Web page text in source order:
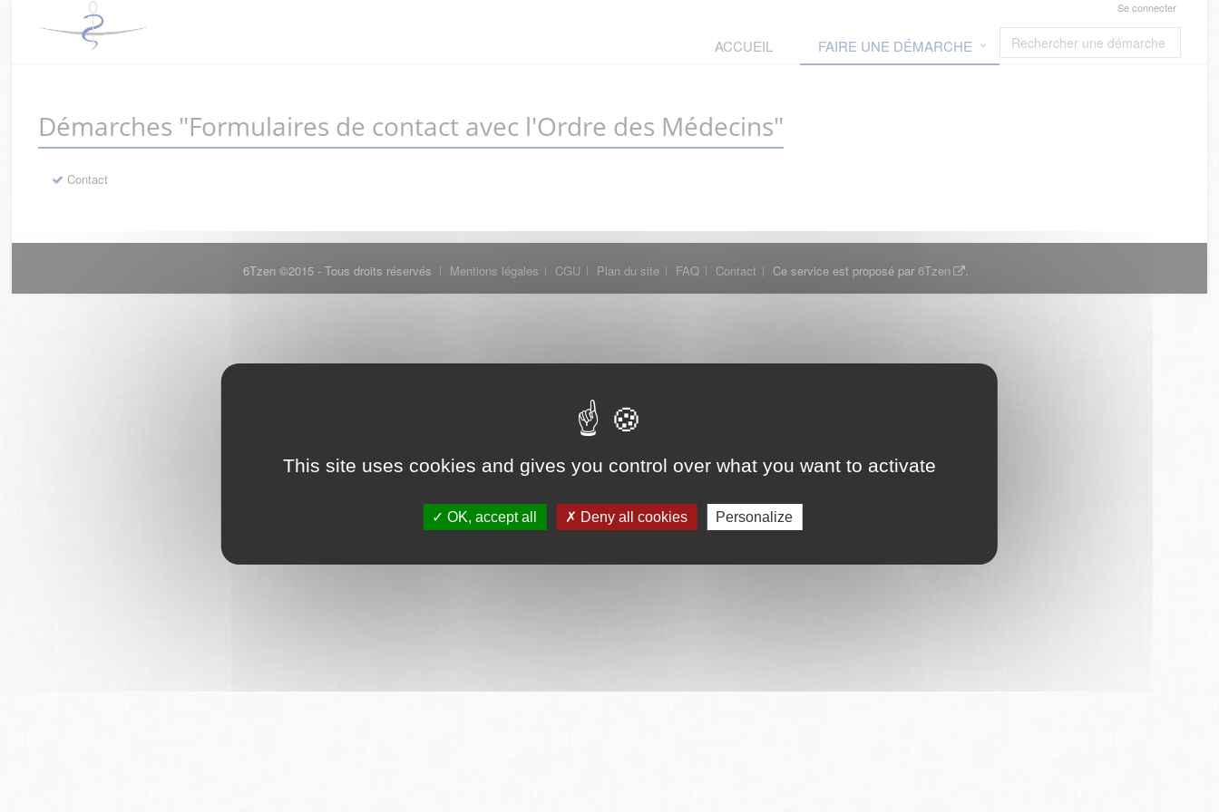
This site uses cookies and gives you control over what you want to activate
OK, accept all Deny all cookies Personalize
Se connecter
ACCUEIL FAIRE UNE DÉMARCHE
Démarches "Formulaires de contact avec l'Ordre des Médecins"
Contact
6Tzen ©2015 - Tous droits réservés Mentions légales CGU Plan du site FAQ Contact Ce service est proposé par 6Tzen .